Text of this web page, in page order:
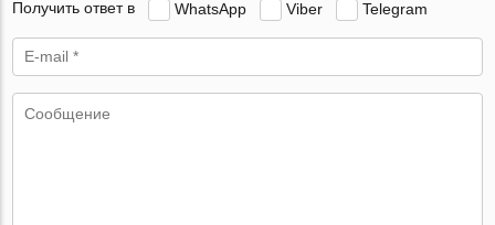
Получить ответ в WhatsApp Viber Telegram